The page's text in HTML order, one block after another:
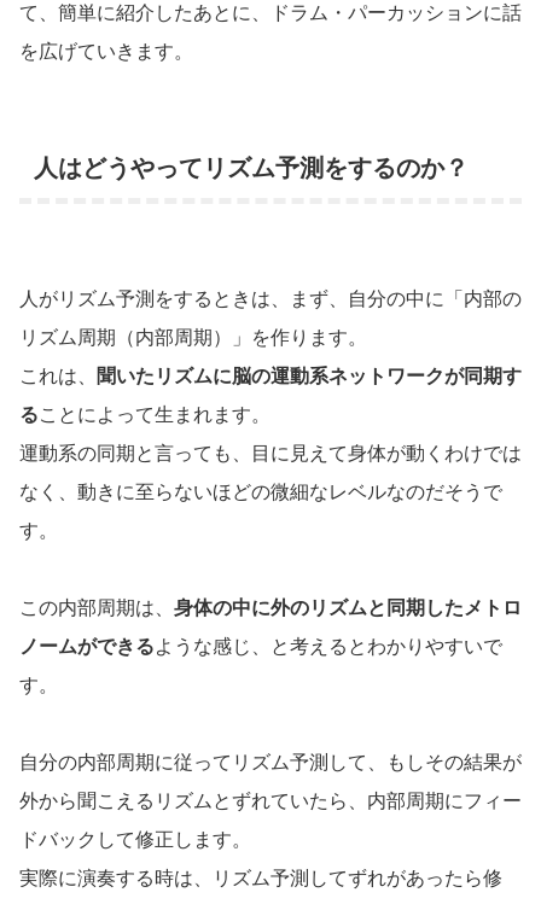
て、簡単に紹介したあとに、ドラム・パーカッションに話
を広げていきます。
人はどうやってリズム予測をするのか？
人がリズム予測をするときは、まず、自分の中に「内部の
リズム周期（内部周期）」を作ります。
これは、
聞いたリズムに脳の運動系ネットワークが同期す
ることによって生まれます。
運動系の同期と言っても、目に見えて身体が動くわけでは
なく、動きに至らないほどの微細なレベルなのだそうで
す。
この内部周期は、 身体の中に外のリズムと同期したメトロ
ノームができるような感じ、と考えるとわかりやすいで
す。
自分の内部周期に従ってリズム予測して、もしその結果が
外から聞こえるリズムとずれていたら、内部周期にフィー
ドバックして修正します。
実際に演奏する時は、リズム予測してずれがあったら修